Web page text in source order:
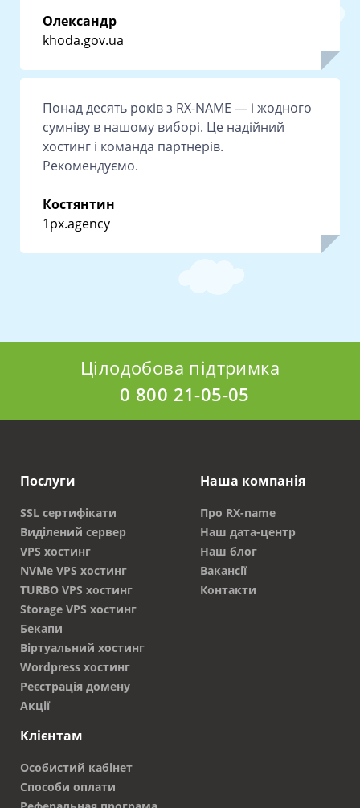
Олександр
khoda.gov.ua
Понад десять років з RX-NAME — і жодного
сумніву в нашому виборі. Це надійний
хостинг і команда партнерів.
Рекомендуємо.
Костянтин
1px.agency
Цілодобова підтримка
0 800 21-05-05
Послуги
SSL сертифікати
Виділений сервер
VPS хостинг
NVMe VPS хостинг
TURBO VPS хостинг
Storage VPS хостинг
Бекапи
Віртуальний хостинг
Wordpress хостинг
Реєстрація домену
Акції
Наша компанія
Про RX-name
Наш дата-центр
Наш блог
Вакансії
Контакти
Клієнтам
Особистий кабінет
Способи оплати